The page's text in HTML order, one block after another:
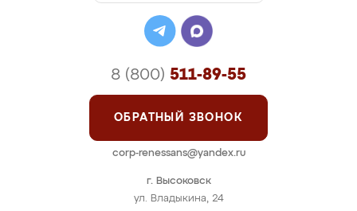
г. Высоковск
ул. Владыкина, 24
8 (800) 511-89-55
ОБРАТНЫЙ ЗВОНОК
corp-renessans@yandex.ru